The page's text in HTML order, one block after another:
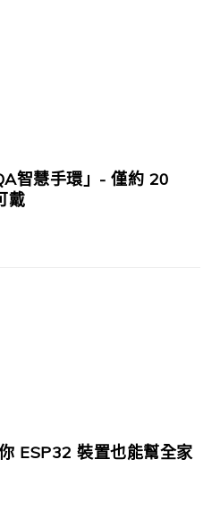
智慧手環」- 僅約 20
戴
ESP32 裝置也能幫全家